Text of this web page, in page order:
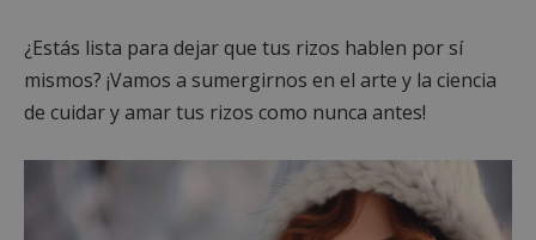
¿Estás lista para dejar que tus rizos hablen por sí
mismos? ¡Vamos a sumergirnos en el arte y la ciencia
de cuidar y amar tus rizos como nunca antes!